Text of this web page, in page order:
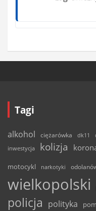
Tagi
alkohol ciężarówka dk11
inwestycja
kolizja
motocykl narkotyki
wielkopolski
policja polityka